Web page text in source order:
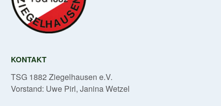
KONTAKT
TSG 1882 Ziegelhausen e.V.
Vorstand: Uwe Pirl, Janina Wetzel